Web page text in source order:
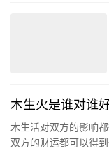
木生火是谁对谁
木生活对双方的影响
双方的财运都可以得